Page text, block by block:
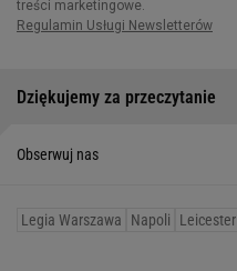
Dziękujemy za przeczytanie
Obserwuj nas
Legia Warszawa Napoli Leicester